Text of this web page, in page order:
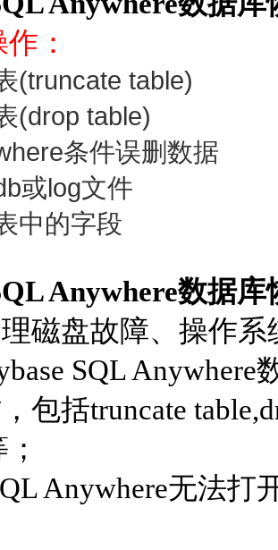
：
(truncate table)
(drop table)
条件误删数据
或log文件
中的字段
Anywhere数据
磁盘故障、操作
SQL
包括truncate
Anywhere无法